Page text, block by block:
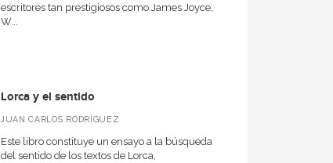
escritores tan prestigiosos como James Joyce,
W...
Lorca y el sentido
JUAN CARLOS RODRÍGUEZ
Este libro constituye un ensayo a la búsqueda
del sentido de los textos de Lorca,